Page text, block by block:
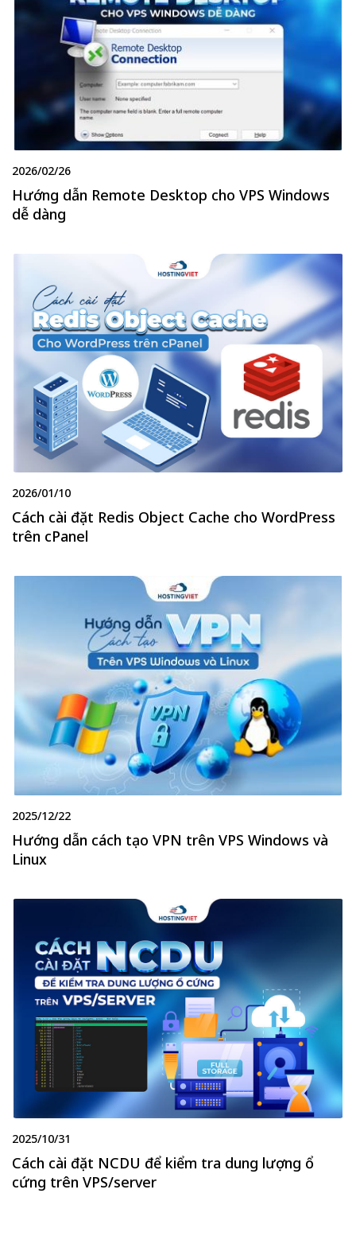
2026/02/26
Hướng dẫn Remote Desktop cho VPS Windows
dễ dàng
2026/01/10
Cách cài đặt Redis Object Cache cho WordPress
trên cPanel
2025/12/22
Hướng dẫn cách tạo VPN trên VPS Windows và
Linux
2025/10/31
Cách cài đặt NCDU để kiểm tra dung lượng ổ
cứng trên VPS/server